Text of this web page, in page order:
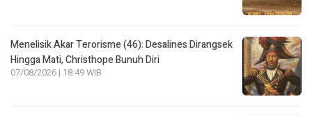
Menelisik Akar Terorisme (46): Desalines Dirangsek
Hingga Mati, Christhope Bunuh Diri
07/08/2026 | 18:49 WIB